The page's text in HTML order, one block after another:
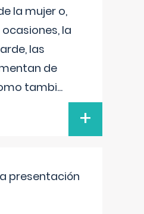
la mujer o,
la
las
de
tambi...
+
presentación